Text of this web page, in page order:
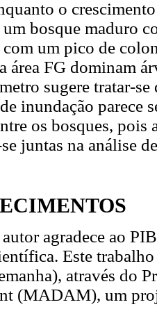
o
um bosque maduro
um pico de
área FG dominam
sugere tratar-
inundação parece
os bosques, pois
juntas na análise
agradece ao
Este
através do
(MADAM), um